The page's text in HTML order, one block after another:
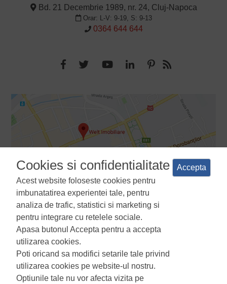
Bd. 21 Decembrie 1989, nr. 24, Cluj-Napoca
Orar: L-V: 9-19, S: 9-13
0364 644 644
Termeni si conditii Politica de confidentialitate
utilizare a cookie-urilor
Cookies si confidentialitate
Acest website foloseste cookies pentru
imbunatatirea experientei tale, pentru
analiza de trafic, statistici si marketing si
pentru integrare cu retelele sociale.
Apasa butonul Accepta pentru a accepta
utilizarea cookies.
Poti oricand sa modifici setarile tale privind
utilizarea cookies pe website-ul nostru.
Optiunile tale nu vor afecta vizita pe
Accepta